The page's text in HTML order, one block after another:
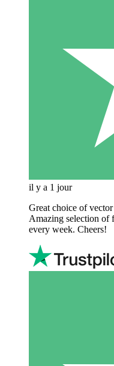
il y a 1 jour
Great choice of
Amazing selection of
every week. Cheers!